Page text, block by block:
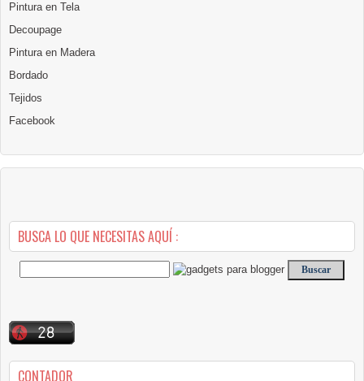
Pintura en Tela
Decoupage
Pintura en Madera
Bordado
Tejidos
Facebook
BUSCA LO QUE NECESITAS AQUÍ :
CONTADOR